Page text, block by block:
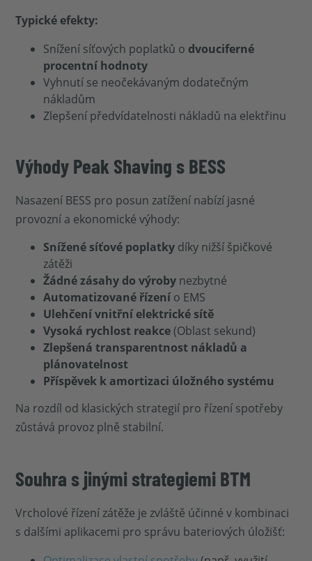
Typické efekty:
Snížení síťových poplatků o dvouciferné
procentní hodnoty
Vyhnutí se neočekávaným dodatečným
nákladům
Zlepšení předvídatelnosti nákladů na elektřinu
Výhody Peak Shaving s BESS
Nasazení BESS pro posun zatížení nabízí jasné
provozní a ekonomické výhody:
Snížené síťové poplatky díky nižší špičkové
zátěži
Žádné zásahy do výroby nezbytné
Automatizované řízenío EMS
Ulehčení vnitřní elektrické sítě
Vysoká rychlost reakce(Oblast sekund)
Zlepšená transparentnost nákladů a
plánovatelnost
Příspěvek k amortizaci úložného systému
Na rozdíl od klasických strategií pro řízení spotřeby
zůstává provoz plně stabilní.
Souhra s jinými strategiemi BTM
Vrcholové řízení zátěže je zvláště účinné v kombinaci
s dalšími aplikacemi pro správu bateriových úložišť: